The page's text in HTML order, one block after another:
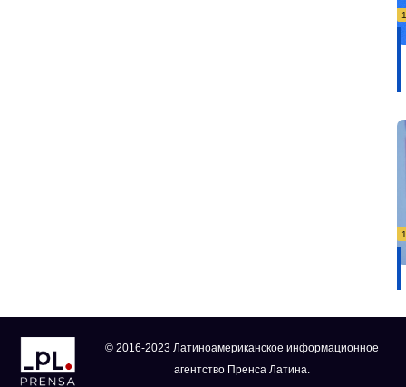
© 2016-2023 Латиноамериканское информационное
агентство Пренса Латина.